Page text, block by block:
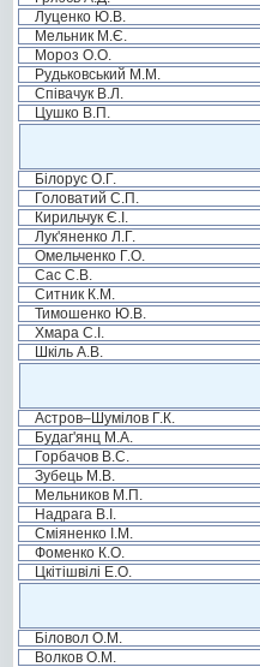
Луценко Ю.В.
Мельник М.Є.
Мороз О.О.
Рудьковський М.М.
Співачук В.Л.
Цушко В.П.
Білорус О.Г.
Головатий С.П.
Кирильчук Є.І.
Лук'яненко Л.Г.
Омельченко Г.О.
Сас С.В.
Ситник К.М.
Тимошенко Ю.В.
Хмара С.І.
Шкіль А.В.
Астров–Шумілов Г.К.
Будаг'янц М.А.
Горбачов В.С.
Зубець М.В.
Мельников М.П.
Надрага В.І.
Сміяненко І.М.
Фоменко К.О.
Цкітішвілі Е.О.
Біловол О.М.
Волков О.М.